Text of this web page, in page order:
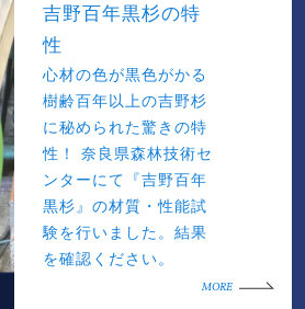
吉野百年黒杉の特
性
心材の色が黒色がかる
樹齢百年以上の吉野杉
に秘められた驚きの特
性！ 奈良県森林技術セ
ンターにて『吉野百年
黒杉』の材質・性能試
験を行いました。結果
を確認ください。
MORE